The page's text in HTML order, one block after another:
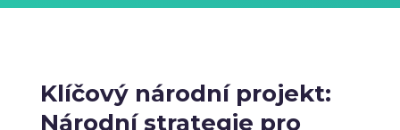
Klíčový národní projekt:
Národní strategie pro